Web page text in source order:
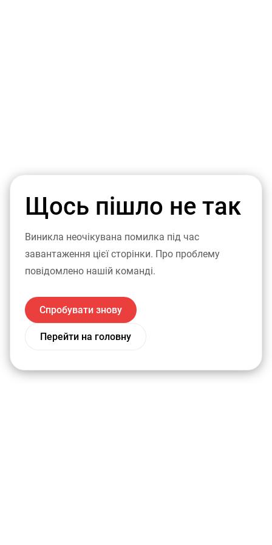
Щось пішло не так
Виникла неочікувана помилка під час
завантаження цієї сторінки. Про проблему
повідомлено нашій команді.
Спробувати знову
Перейти на головну